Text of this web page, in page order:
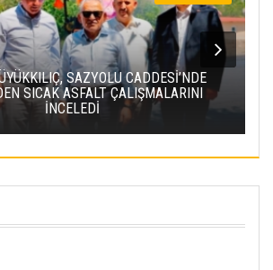
BAKAN URALOĞLU: YERKÖY-KAYSERI YHT
PROJESI’NDE IŞIN YARISINI TAMAMLADIK